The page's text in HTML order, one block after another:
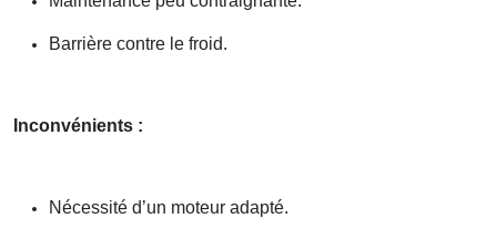
Barrière contre le froid.
Inconvénients :
Nécessité d’un moteur adapté.